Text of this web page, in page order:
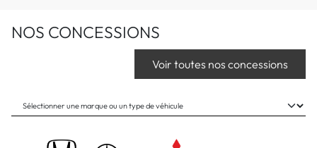
NOS CONCESSIONS
Voir toutes nos concessions